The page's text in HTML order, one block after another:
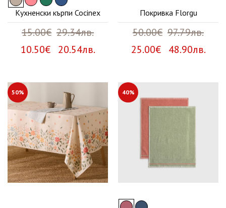
Кухненски кърпи Cocinex
15.00€ 29.34лв.
10.50€ 20.54лв.
Покривка Florgu
50.00€ 97.79лв.
25.00€ 48.90лв.
50% 40%